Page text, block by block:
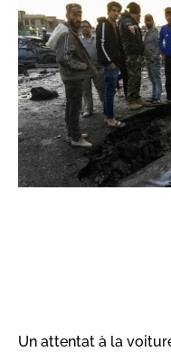
Un attentat à la